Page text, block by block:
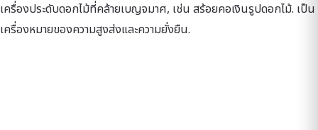
เครื่องประดับดอกไม้ที่คล้ายเบญจมาศ, เช่น สร้อยคอเงินรูปดอกไม้. เป็น
เครื่องหมายของความสูงส่งและความยั่งยืน.